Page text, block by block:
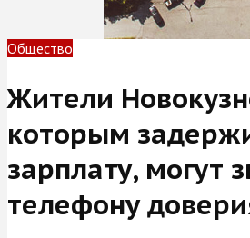
Общество
Жители
которым
зарплату, могут
телефону